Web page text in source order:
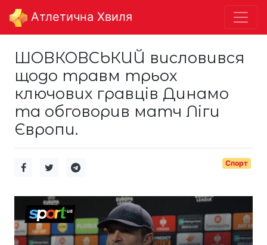
Aтлетична Хвиля
ШОВКОВСЬКИЙ висловився
щодо травм трьох
ключових гравців Динамо
та обговорив матч Ліги
Європи.
Спорт